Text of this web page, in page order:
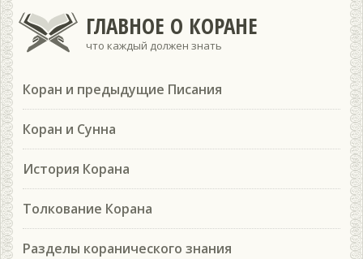
ГЛАВНОЕ О КОРАНЕ
что каждый должен знать
Коран и предыдущие Писания
Коран и Сунна
История Корана
Толкование Корана
Разделы коранического знания